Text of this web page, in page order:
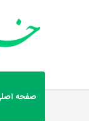
صفحه